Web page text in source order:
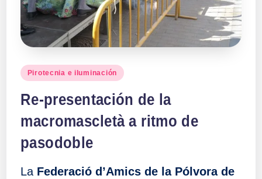
Publicado
Pirotecnia e iluminación
Re-presentación de la
macromascletà a ritmo de
pasodoble
La Federació d’Amics de la Pólvora de